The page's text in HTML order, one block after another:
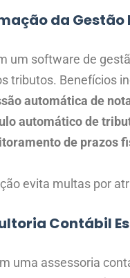
da Gestão
um software de
tributos. Benefícios
automática de
automático de
de prazos
evita multas por
Contábil
uma assessoria